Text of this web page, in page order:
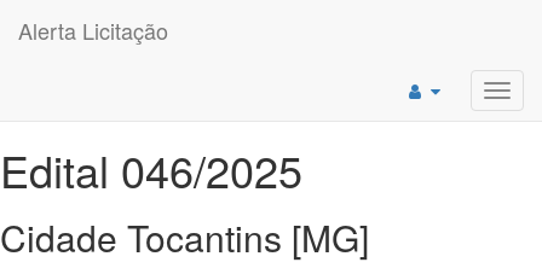
Alerta Licitação
Edital 046/2025
Cidade Tocantins [MG]